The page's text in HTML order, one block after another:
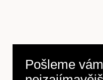
Pošleme